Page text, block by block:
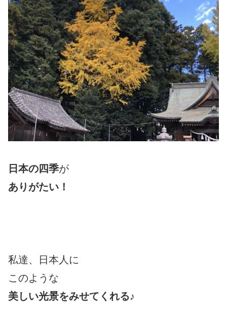
日本の四季が
ありがたい！
私達、日本人に
このような
美しい光景をみせてくれる♪